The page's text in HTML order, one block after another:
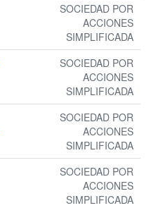
SOCIEDAD POR
ACCIONES
SIMPLIFICADA
SOCIEDAD POR
ACCIONES
SIMPLIFICADA
SOCIEDAD POR
ACCIONES
SIMPLIFICADA
SOCIEDAD POR
ACCIONES
SIMPLIFICADA